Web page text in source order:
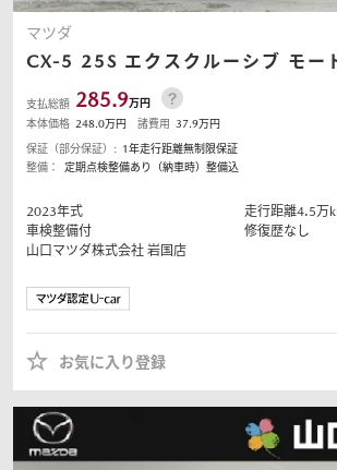
マツダ
CX-5 25S エクスクルーシブ モー
支払総額 285.9万円
本体価格 248.0万円 諸費用 37.9万円
保証（部分保証）: 1年走行距離無制限保証
整備：
定期点検整備あり（納車時）整備込
2023年式 走行距離4.5万
車検整備付
修復歴なし
山口マツダ株式会社 岩国店
お気に入り登録